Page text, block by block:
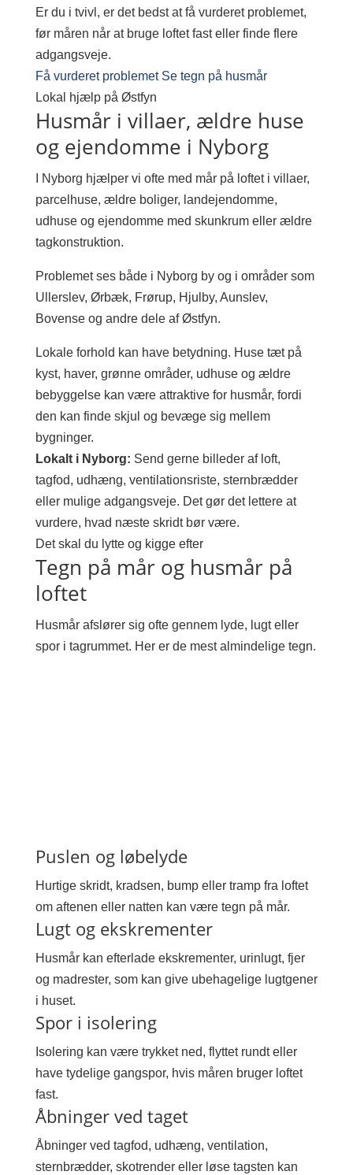
Er du i tvivl, er det bedst at få vurderet problemet,
før måren når at bruge loftet fast eller finde flere
adgangsveje.
Få vurderet problemet Se tegn på husmår
Lokal hjælp på Østfyn
Husmår i villaer, ældre huse
og ejendomme i Nyborg
I Nyborg hjælper vi ofte med mår på loftet i villaer,
parcelhuse, ældre boliger, landejendomme,
udhuse og ejendomme med skunkrum eller ældre
tagkonstruktion.
Problemet ses både i Nyborg by og i områder som
Ullerslev, Ørbæk, Frørup, Hjulby, Aunslev,
Bovense og andre dele af Østfyn.
Lokale forhold kan have betydning. Huse tæt på
kyst, haver, grønne områder, udhuse og ældre
bebyggelse kan være attraktive for husmår, fordi
den kan finde skjul og bevæge sig mellem
bygninger.
Lokalt i Nyborg: Send gerne billeder af loft,
tagfod, udhæng, ventilationsriste, sternbrædder
eller mulige adgangsveje. Det gør det lettere at
vurdere, hvad næste skridt bør være.
Det skal du lytte og kigge efter
Tegn på mår og husmår på
loftet
Husmår afslører sig ofte gennem lyde, lugt eller
spor i tagrummet. Her er de mest almindelige tegn.
Puslen og løbelyde
Hurtige skridt, kradsen, bump eller tramp fra loftet
om aftenen eller natten kan være tegn på mår.
Lugt og ekskrementer
Husmår kan efterlade ekskrementer, urinlugt, fjer
og madrester, som kan give ubehagelige lugtgener
i huset.
Spor i isolering
Isolering kan være trykket ned, flyttet rundt eller
have tydelige gangspor, hvis måren bruger loftet
fast.
Åbninger ved taget
Åbninger ved tagfod, udhæng, ventilation,
sternbrædder, skotrender eller løse tagsten kan